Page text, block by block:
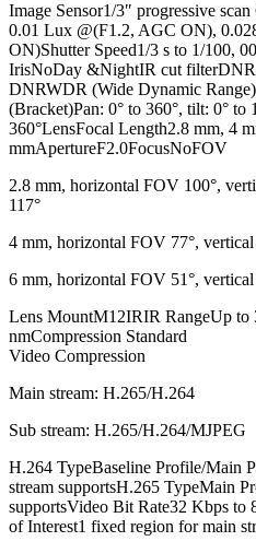
Image Sensor1/3″ progressive
0.01 Lux @(F1.2, AGC ON),
ON)Shutter Speed1/3 s to 1/100,
IrisNoDay &NightIR cut
DNRWDR (Wide Dynamic
(Bracket)Pan: 0° to 360°, tilt: 0° to
360°LensFocal Length2.8 mm, 4
mmApertureF2.0FocusNoFOV
2.8 mm, horizontal FOV 100°,
117°
4 mm, horizontal FOV 77°,
6 mm, horizontal FOV 51°,
Lens MountM12IRIR RangeUp to
nmCompression Standard
Video Compression
Main stream: H.265/H.264
Sub stream: H.265/H.264/MJPEG
H.264 TypeBaseline Profile/Main
stream supportsH.265 TypeMain
supportsVideo Bit Rate32 Kbps to
of Interest1 fixed region for main